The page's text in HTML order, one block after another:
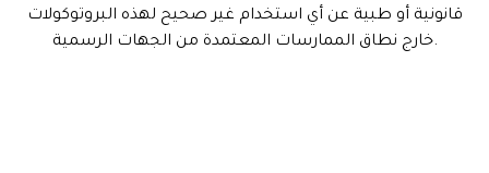
قانونية أو طبية عن أي استخدام غير صحيح لهذه البروتوكولات
خارج نطاق الممارسات المعتمدة من الجهات الرسمية.